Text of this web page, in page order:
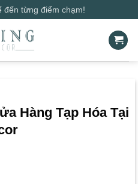
đến từng điểm chạm!
Hàng Tạp Hóa Tại